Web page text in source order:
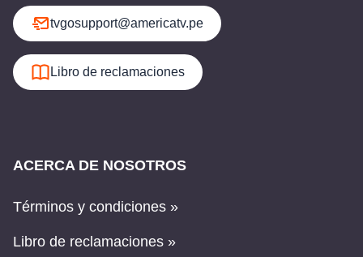
tvgosupport@americatv.pe
Libro de reclamaciones
ACERCA DE NOSOTROS
Términos y condiciones »
Libro de reclamaciones »